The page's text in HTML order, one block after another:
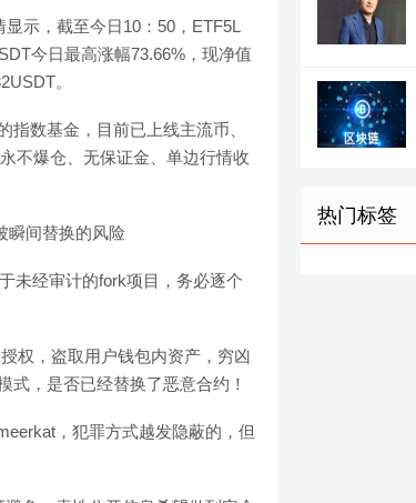
示，截至今日10：50，ETF5L
今日最高涨幅73.66%，现净值
。
数基金，目前已上线主流币、
不爆仓、无保证金、单边行情收
瞬间替换的风险
未经审计的fork项目，务必逐个
权，盗取用户钱包内资产，穷凶
式，是否已经替换了恶意合约！
，犯罪方式越发隐蔽的，但
热门标签